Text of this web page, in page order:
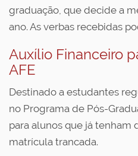
graduação, que decide a
ano. As verbas recebidas
Auxílio Financeiro
AFE
Destinado a estudantes
no Programa de Pós-
para alunos que já tenham
matrícula trancada.